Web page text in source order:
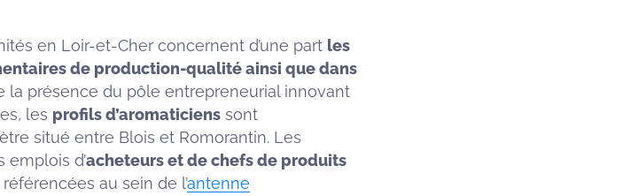
en Loir-et-Cher concernent d’une part les
de production-qualité ainsi que dans
la présence du pôle entrepreneurial innovant
les profils d’aromaticiens sont
situé entre Blois et Romorantin. Les
d’acheteurs et de chefs de produits
au sein de l’antenne